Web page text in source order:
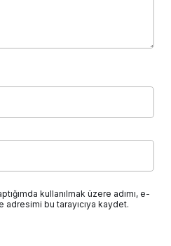
kullanılmak üzere adımı, e-
bu tarayıcıya kaydet.